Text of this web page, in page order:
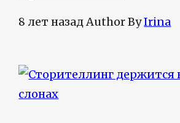
8 лет назадAuthorByIrina